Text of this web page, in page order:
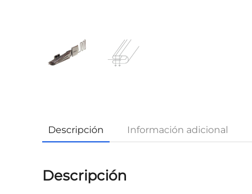
Descripción Información adicional
Descripción